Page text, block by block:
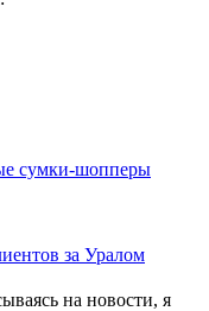
сумки-шопперы
за Уралом
на новости, я